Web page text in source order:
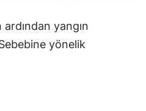
ardından yangın
yönelik